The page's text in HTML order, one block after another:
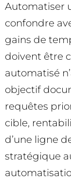
Automatiser
confondre
gains de
doivent être
automatisé
objectif
requêtes
cible,
d’une ligne
stratégique